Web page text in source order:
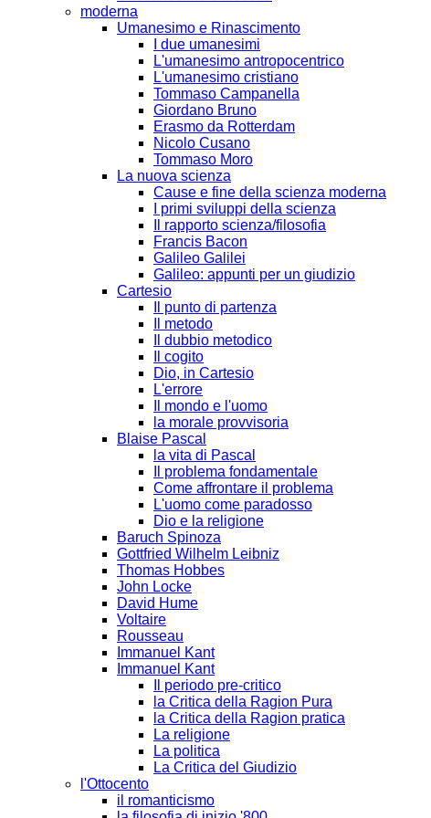
moderna
Umanesimo e Rinascimento
I due umanesimi
L'umanesimo antropocentrico
L'umanesimo cristiano
Tommaso Campanella
Giordano Bruno
Erasmo da Rotterdam
Nicolo Cusano
Tommaso Moro
La nuova scienza
Cause e fine della scienza moderna
I primi sviluppi della scienza
Il rapporto scienza/filosofia
Francis Bacon
Galileo Galilei
Galileo: appunti per un giudizio
Cartesio
Il punto di partenza
Il metodo
Il dubbio metodico
Il cogito
Dio, in Cartesio
L'errore
Il mondo e l'uomo
la morale provvisoria
Blaise Pascal
la vita di Pascal
Il problema fondamentale
Come affrontare il problema
L'uomo come paradosso
Dio e la religione
Baruch Spinoza
Gottfried Wilhelm Leibniz
Thomas Hobbes
John Locke
David Hume
Voltaire
Rousseau
Immanuel Kant
Immanuel Kant
Il periodo pre-critico
la Critica della Ragion Pura
la Critica della Ragion pratica
La religione
La politica
La Critica del Giudizio
l'Ottocento
il romanticismo